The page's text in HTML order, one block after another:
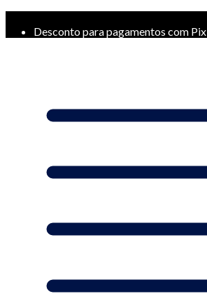
Desconto para pagamentos com Pix